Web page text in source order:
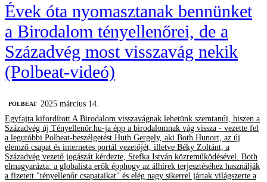
Évek óta nyomasztanak bennünket
a Birodalom tényellenőrei, de a
Századvég most visszavág nekik
(Polbeat-videó)
‎POLBEAT
2025 március 14.
Egyfajta kifordított A Birodalom visszavágnak lehetünk szemtanúi, hiszen a
Századvég új Tényellenőr.hu-ja épp a birodalomnak vág vissza - vezette fel
a legutóbbi Polbeat-beszélgetést Huth Gergely, aki Both Hunort, az új
elemző csapat és internetes portál vezetőjét, illetve Béky Zoltánt, a
Századvég vezető jogászát kérdezte, Stefka István közreműködésével. Both
elmagyarázta: a globalista erők épphogy az álhírek terjesztéséhez használják
a fizetett "tényellenőr csapataikat" és elég nagy sikerrel jártak világszerte a